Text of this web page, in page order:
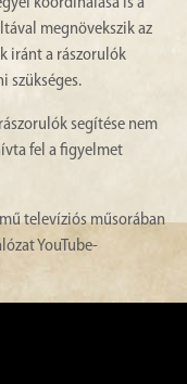
megnövekszik az
iránt a rászorulók
szükséges.
segítése nem
fel a figyelmet
televíziós műsorában
YouTube-